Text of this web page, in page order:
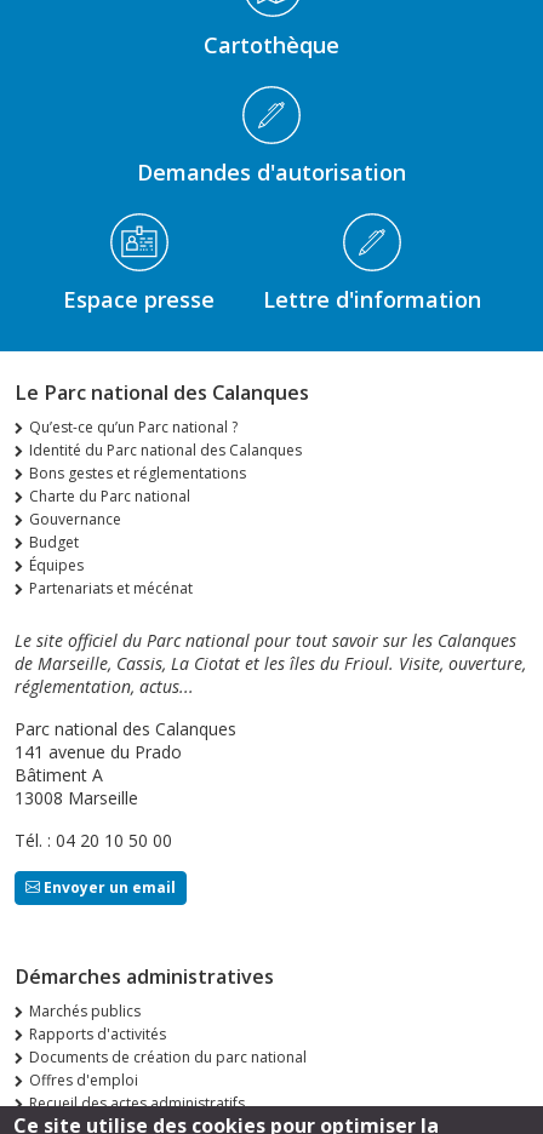
Cartothèque
Demandes d'autorisation
Espace presse Lettre d'information
Le Parc national des Calanques
Qu’est-ce qu’un Parc national ?
Identité du Parc national des Calanques
Bons gestes et réglementations
Charte du Parc national
Gouvernance
Budget
Équipes
Partenariats et mécénat
Le site officiel du Parc national pour tout savoir sur les Calanques
de Marseille, Cassis, La Ciotat et les îles du Frioul. Visite, ouverture,
réglementation, actus...
Parc national des Calanques
141 avenue du Prado
Bâtiment A
13008 Marseille
Tél. : 04 20 10 50 00
Envoyer un email
Démarches administratives
Marchés publics
Rapports d'activités
Documents de création du parc national
Offres d'emploi
Recueil des actes administratifs
Consultations publiques
Ce site utilise des cookies pour optimiser la